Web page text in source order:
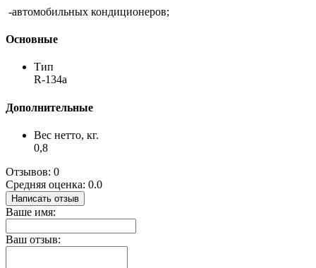
-автомобильных кондиционеров;
Основные
Тип
R-134а
Дополнительные
Вес нетто, кг.
0,8
Отзывов: 0
Средняя оценка: 0.0
Написать отзыв
Ваше имя:
Ваш отзыв: